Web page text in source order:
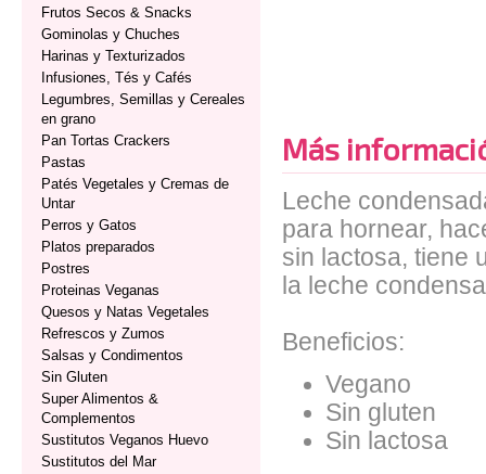
Frutos Secos & Snacks
Gominolas y Chuches
Harinas y Texturizados
Infusiones, Tés y Cafés
Legumbres, Semillas y Cereales
en grano
Pan Tortas Crackers
Pastas
Patés Vegetales y Cremas de
Untar
Perros y Gatos
Platos preparados
Postres
Proteinas Veganas
Quesos y Natas Vegetales
Refrescos y Zumos
Salsas y Condimentos
Sin Gluten
Super Alimentos &
Complementos
Sustitutos Veganos Huevo
Sustitutos del Mar
Más
Leche
para hornear,
sin lactosa, tiene
la leche
Beneficios:
Vegano
Sin gluten
Sin lactosa